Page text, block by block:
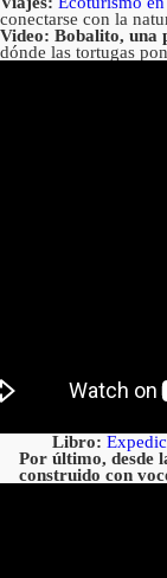
conectarse con la
Video: Bobalito, una
dónde las tortugas
Libro:
Por último, desde
construido con